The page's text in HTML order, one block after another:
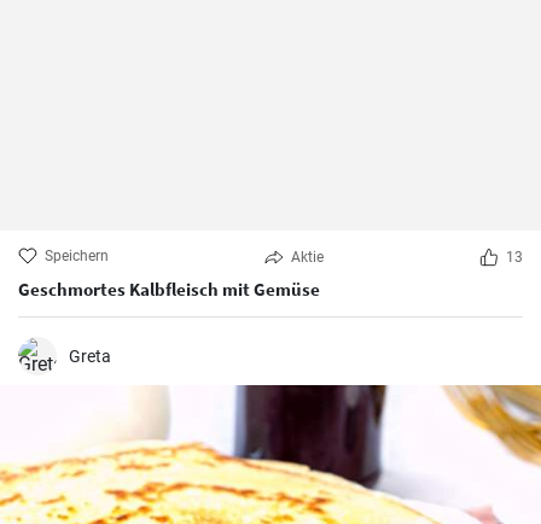
Speichern Aktie 13
Geschmortes Kalbfleisch mit Gemüse
Greta